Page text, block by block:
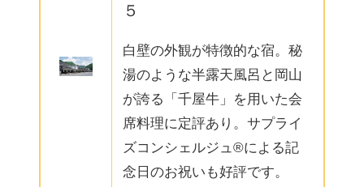
５
白壁の外観が特徴的な宿。秘
湯のような半露天風呂と岡山
が誇る「千屋牛」を用いた会
席料理に定評あり。サプライ
ズコンシェルジュ®による記
念日のお祝いも好評です。